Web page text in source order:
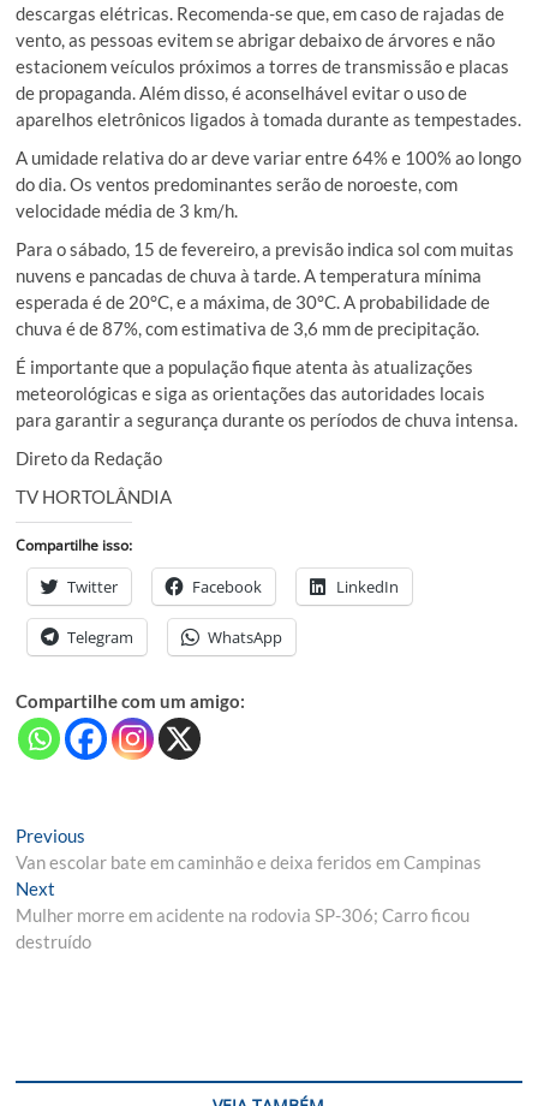
descargas elétricas. Recomenda-se que, em caso de rajadas de
vento, as pessoas evitem se abrigar debaixo de árvores e não
estacionem veículos próximos a torres de transmissão e placas
de propaganda. Além disso, é aconselhável evitar o uso de
aparelhos eletrônicos ligados à tomada durante as tempestades.
A umidade relativa do ar deve variar entre 64% e 100% ao longo
do dia. Os ventos predominantes serão de noroeste, com
velocidade média de 3 km/h.
Para o sábado, 15 de fevereiro, a previsão indica sol com muitas
nuvens e pancadas de chuva à tarde. A temperatura mínima
esperada é de 20°C, e a máxima, de 30°C. A probabilidade de
chuva é de 87%, com estimativa de 3,6 mm de precipitação.
É importante que a população fique atenta às atualizações
meteorológicas e siga as orientações das autoridades locais
para garantir a segurança durante os períodos de chuva intensa.
Direto da Redação
TV HORTOLÂNDIA
Compartilhe isso:
Twitter Facebook LinkedIn
Telegram WhatsApp
Compartilhe com um amigo:
Navegação
de
Post
Previous
post:
Van escolar bate em caminhão e deixa feridos em Campinas
Next
post:
Mulher morre em acidente na rodovia SP-306; Carro ficou
destruído